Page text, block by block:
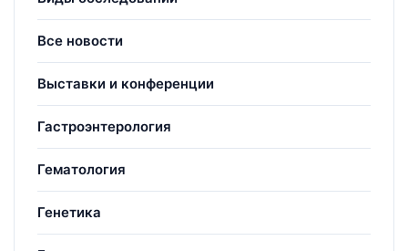
Все новости
Выставки и конференции
Гастроэнтерология
Гематология
Генетика